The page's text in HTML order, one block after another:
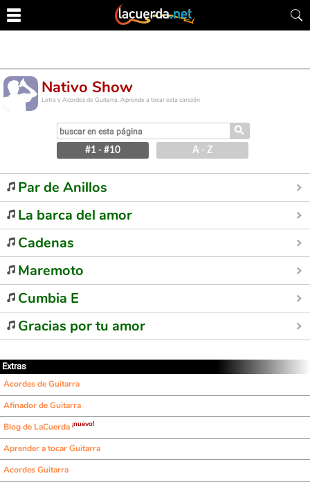
Nativo Show
Letra y Acordes de Guitarra. Aprende a tocar esta canción
⚲
#1 - #10 A - Z
Par de Anillos
La barca del amor
Cadenas
Maremoto
Cumbia E
Gracias por tu amor
Extras
Acordes de Guitarra
Afinador de Guitarra
Blog de LaCuerda ¡nuevo!
Aprender a tocar Guitarra
Acordes Guitarra